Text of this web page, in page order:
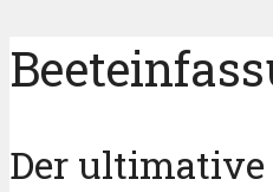
Der ultimative